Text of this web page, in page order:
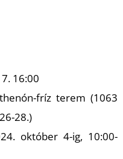
16:00
fríz terem (1063
28.)
október 4-ig, 10:00-